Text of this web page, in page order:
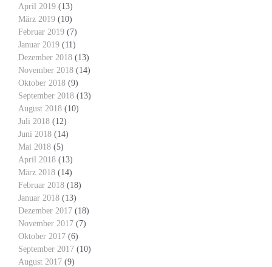
April 2019 (13)
März 2019 (10)
Februar 2019 (7)
Januar 2019 (11)
Dezember 2018 (13)
November 2018 (14)
Oktober 2018 (9)
September 2018 (13)
August 2018 (10)
Juli 2018 (12)
Juni 2018 (14)
Mai 2018 (5)
April 2018 (13)
März 2018 (14)
Februar 2018 (18)
Januar 2018 (13)
Dezember 2017 (18)
November 2017 (7)
Oktober 2017 (6)
September 2017 (10)
August 2017 (9)